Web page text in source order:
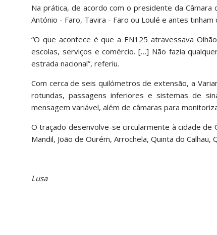
Na prática, de acordo com o presidente da Câmara
António - Faro, Tavira - Faro ou Loulé e antes
“O que acontece é que a EN125 atravessava
escolas, serviços e comércio. […] Não fazia
estrada nacional”, referiu.
Com cerca de seis quilómetros de extensão, a
rotundas, passagens inferiores e sistemas de
mensagem variável, além de câmaras para
O traçado desenvolve-se circularmente à cidade
Mandil, João de Ourém, Arrochela, Quinta do
Lusa